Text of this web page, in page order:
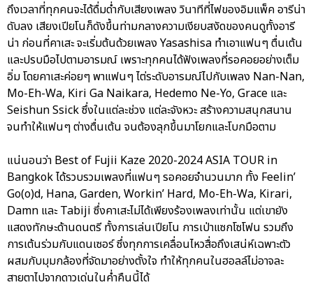
ถึงเวลาที่ทุกคนจะได้ดื่มด่ำกับเสียงเพลง วินาทีที่ไฟของอิมแพ็ค อารีน่า
ดับลง เสียงเปียโนก็ดังขึ้นท่ามกลางความเงียบสงัดของคนดูทั้งอารี
น่า ก่อนที่คาเสะ จะเริ่มต้นด้วยเพลง Yasashisa ทำเอาแฟนๆ ตื่นเต้น
และปรบมือไปตามอารมณ์ เพราะทุกคนได้ฟังเพลงที่รอคอยอย่างเต็ม
อิ่ม โดยคาเสะค่อยๆ พาแฟนๆ ไต่ระดับอารมณ์ไปกับเพลง Nan-Nan,
Mo-Eh-Wa, Kiri Ga Naikara, Hedemo Ne-Yo, Grace และ
Seishun Ssick ซึ่งในแต่ละช่วง แต่ละจังหวะ สร้างความสนุกสนาน
จนทำให้แฟนๆ ต่างตื่นเต้น จนต้องลุกขึ้นมาโยกและโบกมือตาม
แน่นอนว่า Best of Fujii Kaze 2020-2024 ASIA TOUR in
Bangkok ได้รวบรวมเพลงที่แฟนๆ รอคอยจำนวนมาก ทั้ง Feelin’
Go(o)d, Hana, Garden, Workin’ Hard, Mo-Eh-Wa, Kirari,
Damn และ Tabiji ซึ่งคาเสะไม่ได้เพียงร้องเพลงเท่านั้น แต่เขายัง
แสดงทักษะด้านดนตรี ทั้งการเล่นเปียโน การเป่าแซกโซโฟน รวมถึง
การเต้นร่วมกับแดนเซอร์ ซึ่งทุกการเคลื่อนไหวสื่อถึงเสน่ห์เฉพาะตัว
ผสมกับมุมกล้องที่จัดมาอย่างตั้งใจ ทำให้ทุกคนในฮอลล์ไม่อาจละ
สายตาไปจากดาวเด่นในค่ำคืนนี้ได้